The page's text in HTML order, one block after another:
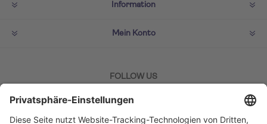
Information
Mein Konto
FOLLOW US